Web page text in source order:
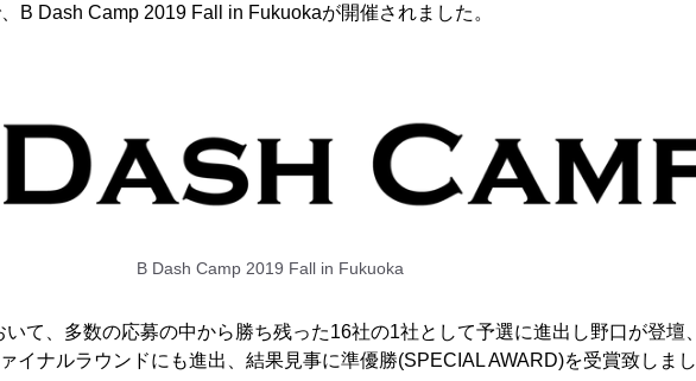
B Dash Camp 2019 Fall in Fukuokaが開催されました。
B Dash Camp 2019 Fall in Fukuoka
て、多数の応募の中から勝ち残った16社の1社として予選に進出し野口が登壇、
イナルラウンドにも進出、結果見事に準優勝(SPECIAL AWARD)を受賞致しまし